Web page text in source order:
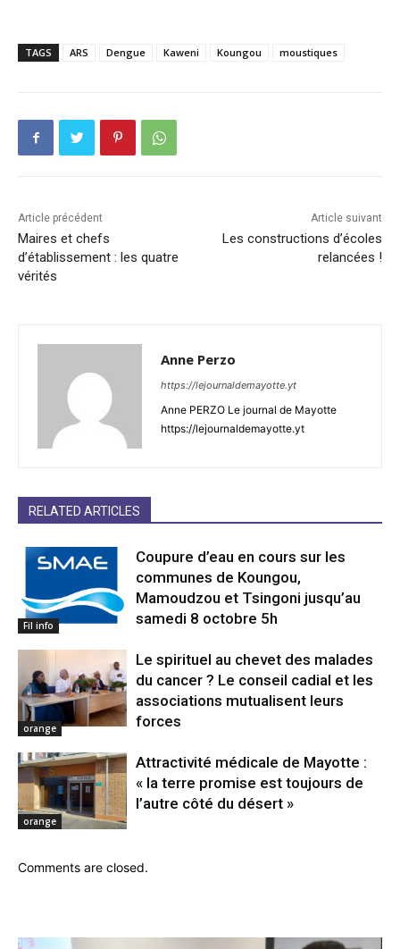
TAGS ARS Dengue Kaweni Koungou moustiques
Article précédent
Maires et chefs
d’établissement : les quatre
vérités
Article suivant
Les constructions d’écoles
relancées !
Anne Perzo
https://lejournaldemayotte.yt
Anne PERZO Le journal de Mayotte
https://lejournaldemayotte.yt
RELATED ARTICLES
Fil info
Coupure d’eau en cours sur les
communes de Koungou,
Mamoudzou et Tsingoni jusqu’au
samedi 8 octobre 5h
orange
Le spirituel au chevet des malades
du cancer ? Le conseil cadial et les
associations mutualisent leurs
forces
orange
Attractivité médicale de Mayotte :
« la terre promise est toujours de
l’autre côté du désert »
Comments are closed.